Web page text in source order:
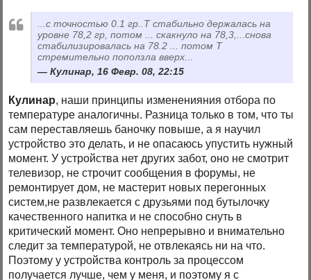
...с точностью 0.1 гр..Т стабильно держалась на
уровне 78,2 гр, потом ... скакнуло на 78,3,...снова
стабилизировалась на 78.2 ... потом Т
стремительно поползла вверх...
Кулинар, 16 Февр. 08, 22:15
Кулинар, наши принципы измененияния отбора по
температуре аналогичны. Разница только в том, что ты
сам переставляешь баночку повыше, а я научил
устройство это делать, и не опасаюсь упустить нужный
момент. У устройства нет других забот, оно не смотрит
телевизор, не строчит сообщения в форумы, не
ремонтирует дом, не мастерит новых перегонных
систем,не развлекается с друзьями под бутылочку
качественного напитка и не способно снуть в
критический момент. Оно непрерывно и внимательно
следит за температурой, не отвлекаясь ни на что.
Поэтому у устройства контроль за процессом
получается лучше, чем у меня, и поэтому я с